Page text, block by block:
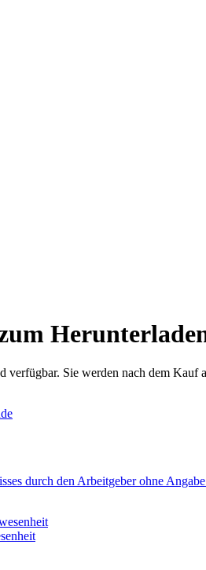
verfügbar. Sie werden nach dem Kauf
durch den Arbeitgeber ohne